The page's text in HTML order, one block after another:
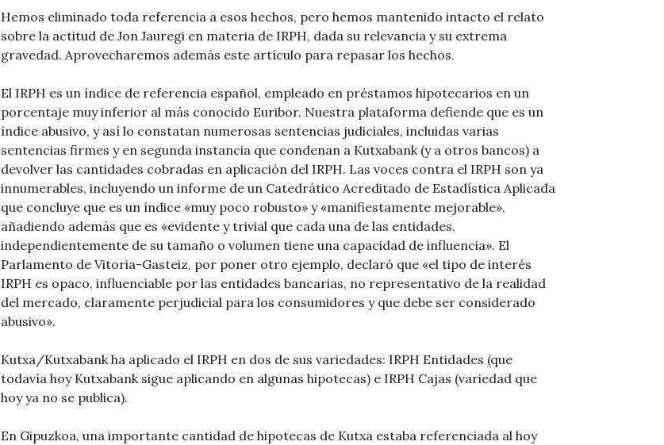
Hemos eliminado toda referencia a esos hechos, pero hemos mantenido intacto el relato
sobre la actitud de Jon Jauregi en materia de IRPH, dada su relevancia y su extrema
gravedad. Aprovecharemos además este artículo para repasar los hechos.
El IRPH es un índice de referencia español, empleado en préstamos hipotecarios en un
porcentaje muy inferior al más conocido Euribor. Nuestra plataforma defiende que es un
índice abusivo, y así lo constatan numerosas sentencias judiciales, incluidas varias
sentencias firmes y en segunda instancia que condenan a Kutxabank (y a otros bancos) a
devolver las cantidades cobradas en aplicación del IRPH. Las voces contra el IRPH son ya
innumerables, incluyendo un informe de un Catedrático Acreditado de Estadística Aplicada
que concluye que es un índice «muy poco robusto» y «manifiestamente mejorable»,
añadiendo además que es «evidente y trivial que cada una de las entidades,
independientemente de su tamaño o volumen tiene una capacidad de influencia». El
Parlamento de Vitoria-Gasteiz, por poner otro ejemplo, declaró que «el tipo de interés
IRPH es opaco, influenciable por las entidades bancarias, no representativo de la realidad
del mercado, claramente perjudicial para los consumidores y que debe ser considerado
abusivo».
Kutxa/Kutxabank ha aplicado el IRPH en dos de sus variedades: IRPH Entidades (que
todavía hoy Kutxabank sigue aplicando en algunas hipotecas) e IRPH Cajas (variedad que
hoy ya no se publica).
En Gipuzkoa, una importante cantidad de hipotecas de Kutxa estaba referenciada al hoy